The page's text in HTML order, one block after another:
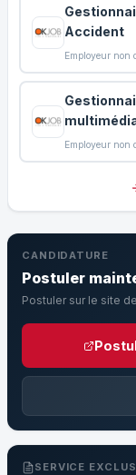
Accident
Employeur non
Employeur non
CANDIDATURE
Postuler
Postuler sur le site
SERVICE